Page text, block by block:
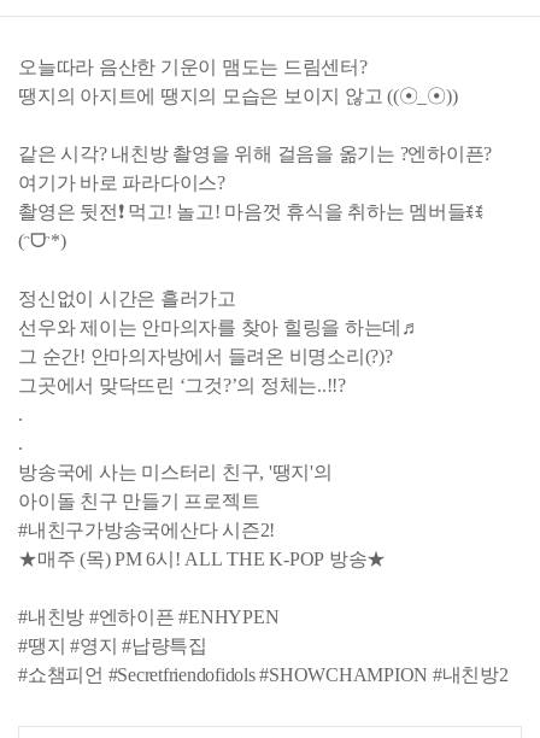
오늘따라 음산한 기운이 맴도는 드림센터?
땡지의 아지트에 땡지의 모습은 보이지 않고 ((☉_☉))
같은 시각? 내친방 촬영을 위해 걸음을 옮기는 ?엔하이픈?
여기가 바로 파라다이스?
촬영은 뒷전❗ 먹고! 놀고! 마음껏 휴식을 취하는 멤버들ꉂꉂ
(ᵔᗜᵔ*)
정신없이 시간은 흘러가고
선우와 제이는 안마의자를 찾아 힐링을 하는데♬
그 순간! 안마의자방에서 들려온 비명소리(?)?
그곳에서 맞닥뜨린 ‘그것?’의 정체는..!!?
.
.
방송국에 사는 미스터리 친구, '땡지'의
아이돌 친구 만들기 프로젝트
#내친구가방송국에산다 시즌2!
★매주 (목) PM 6시! ALL THE K-POP 방송★
#내친방 #엔하이픈 #ENHYPEN
#땡지 #영지 #납량특집
#쇼챔피언 #Secretfriendofidols #SHOWCHAMPION #내친방2